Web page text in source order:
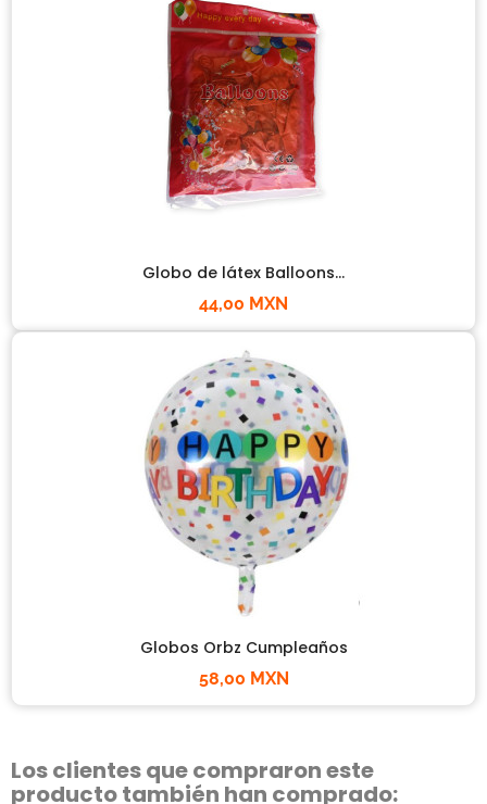
Globo de látex Balloons...
44,00 MXN
Globos Orbz Cumpleaños
58,00 MXN
Los clientes que compraron este
producto también han comprado: